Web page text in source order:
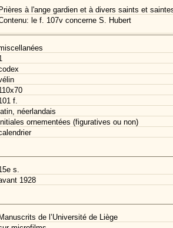
Prières à l'ange gardien et à divers saints et
le f. 107v concerne S. Hubert
f.
latin, néerlandais
ornementées (figuratives ou non)
s.
1928
Manuscrits de l’Université de Liège